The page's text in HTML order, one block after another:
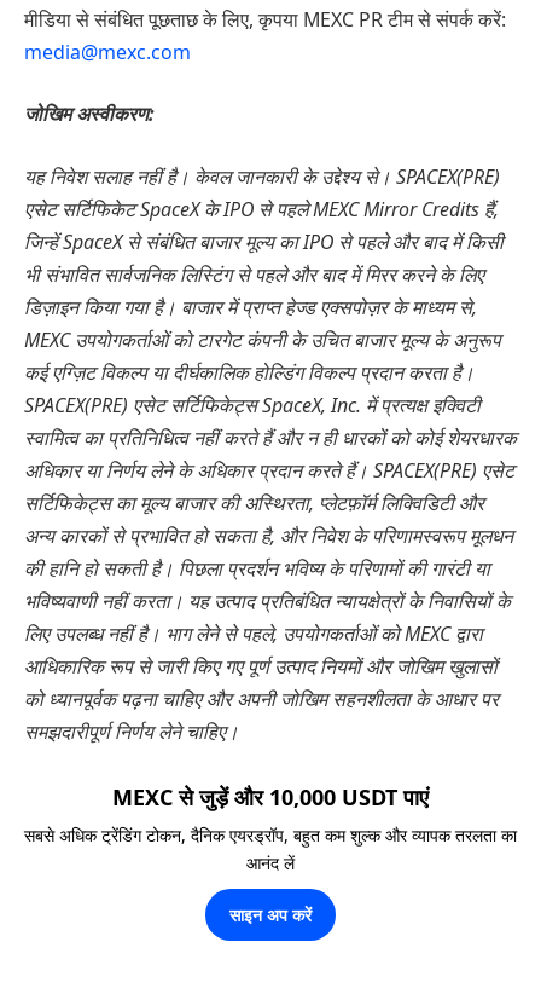
मीडिया से संबंधित पूछताछ के लिए, कृपया MEXC PR टीम से संपर्क करें:
media@mexc.com
जोखिम अस्वीकरण:
यह निवेश सलाह नहीं है। केवल जानकारी के उद्देश्य से। SPACEX(PRE)
एसेट सर्टिफिकेट SpaceX के IPO से पहले MEXC Mirror Credits हैं,
जिन्हें SpaceX से संबंधित बाजार मूल्य का IPO से पहले और बाद में किसी
भी संभावित सार्वजनिक लिस्टिंग से पहले और बाद में मिरर करने के लिए
डिज़ाइन किया गया है। बाजार में प्राप्त हेज्ड एक्सपोज़र के माध्यम से,
MEXC उपयोगकर्ताओं को टारगेट कंपनी के उचित बाजार मूल्य के अनुरूप
कई एग्ज़िट विकल्प या दीर्घकालिक होल्डिंग विकल्प प्रदान करता है।
SPACEX(PRE) एसेट सर्टिफिकेट्स SpaceX, Inc. में प्रत्यक्ष इक्विटी
स्वामित्व का प्रतिनिधित्व नहीं करते हैं और न ही धारकों को कोई शेयरधारक
अधिकार या निर्णय लेने के अधिकार प्रदान करते हैं। SPACEX(PRE) एसेट
सर्टिफिकेट्स का मूल्य बाजार की अस्थिरता, प्लेटफ़ॉर्म लिक्विडिटी और
अन्य कारकों से प्रभावित हो सकता है, और निवेश के परिणामस्वरूप मूलधन
की हानि हो सकती है। पिछला प्रदर्शन भविष्य के परिणामों की गारंटी या
भविष्यवाणी नहीं करता। यह उत्पाद प्रतिबंधित न्यायक्षेत्रों के निवासियों के
लिए उपलब्ध नहीं है। भाग लेने से पहले, उपयोगकर्ताओं को MEXC द्वारा
आधिकारिक रूप से जारी किए गए पूर्ण उत्पाद नियमों और जोखिम खुलासों
को ध्यानपूर्वक पढ़ना चाहिए और अपनी जोखिम सहनशीलता के आधार पर
समझदारीपूर्ण निर्णय लेने चाहिए।
MEXC से जुड़ें और 10,000 USDT पाएं
सबसे अधिक ट्रेंडिंग टोकन, दैनिक एयरड्रॉप, बहुत कम शुल्क और व्यापक तरलता का
आनंद लें
साइन अप करें